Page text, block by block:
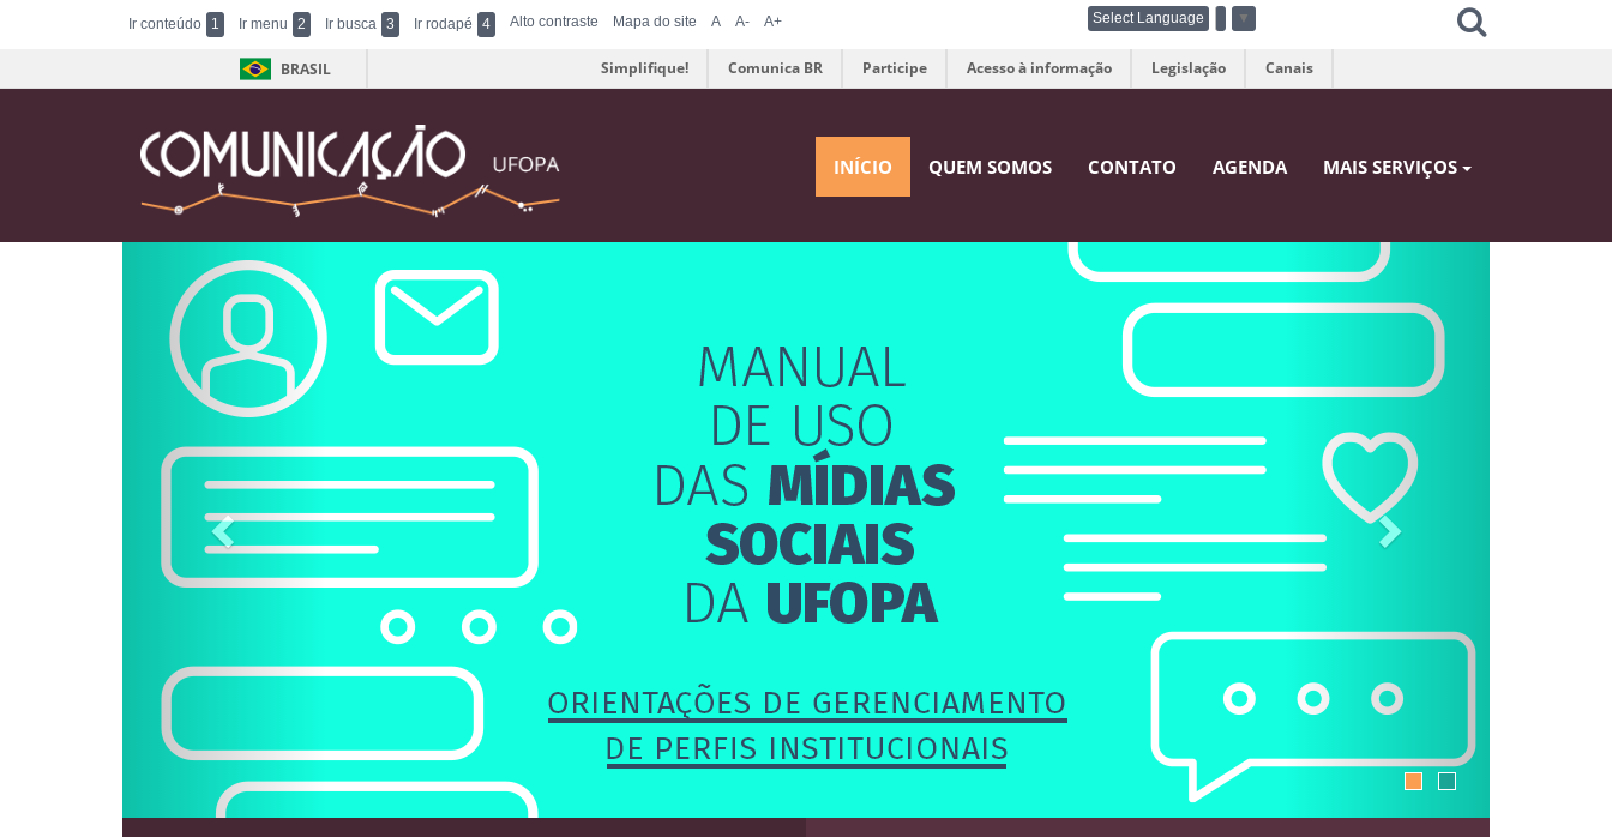
Ir conteúdo 1 Ir menu 2 Ir busca 3 Ir rodapé 4 Alto contraste Mapa do site A A- A+ Select Language ▼
BRASIL Simplifique! Comunica BR Participe Acesso à informação Legislação Canais
INÍCIO QUEM SOMOS CONTATO AGENDA MAIS SERVIÇOS
Previous Next